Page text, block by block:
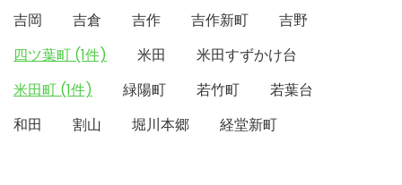
吉岡
吉倉 吉作 吉作新町
吉野
四ツ葉町 (1件)
米田
米田すずかけ台
米田町 (1件)
緑陽町 若竹町
若葉台
和田
割山 堀川本郷 経堂新町